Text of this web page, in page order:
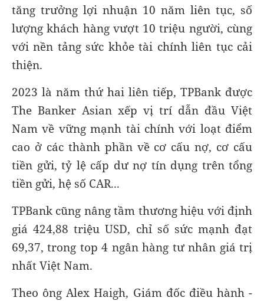
tăng trưởng lợi nhuận 10 năm liên tục, số
lượng khách hàng vượt 10 triệu người, cùng
với nền tảng sức khỏe tài chính liên tục cải
thiện.
2023 là năm thứ hai liên tiếp, TPBank được
The Banker Asian xếp vị trí dẫn đầu Việt
Nam về vững mạnh tài chính với loạt điểm
cao ở các thành phần về cơ cấu nợ, cơ cấu
tiền gửi, tỷ lệ cấp dư nợ tín dụng trên tổng
tiền gửi, hệ số CAR...
TPBank cũng nâng tầm thương hiệu với định
giá 424,88 triệu USD, chỉ số sức mạnh đạt
69,37, trong top 4 ngân hàng tư nhân giá trị
nhất Việt Nam.
Theo ông Alex Haigh, Giám đốc điều hành -